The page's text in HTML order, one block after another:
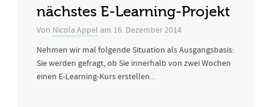
nächstes E-Learning-Projekt
Von Nicola Appel am 16. Dezember 2014
Nehmen wir mal folgende Situation als Ausgangsbasis:
Sie werden gefragt, ob Sie innerhalb von zwei Wochen
einen E-Learning-Kurs erstellen...